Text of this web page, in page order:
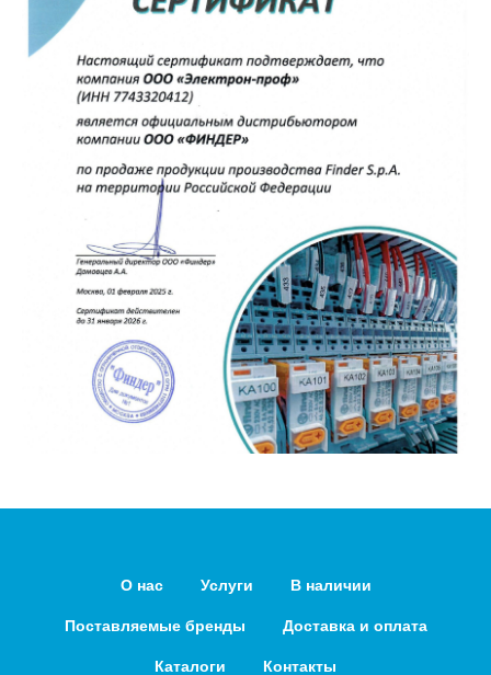
О нас Услуги В наличии
Поставляемые бренды Доставка и оплата
Каталоги Контакты